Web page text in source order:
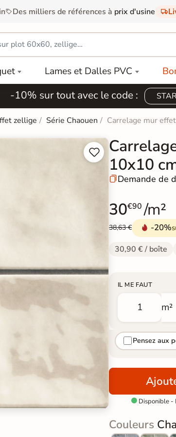
Des milliers de références à prix d'usine
Lames et Dalles PVC
-10% sur tout avec le code :
zellige Série Chaouen Carrelage mur


10x10
Demande de
30€90 /m²
38,63 € -20%
30,90 € / boîte
IL ME FAUT
m²
Pensez aux
 Disponible -
Couleurs